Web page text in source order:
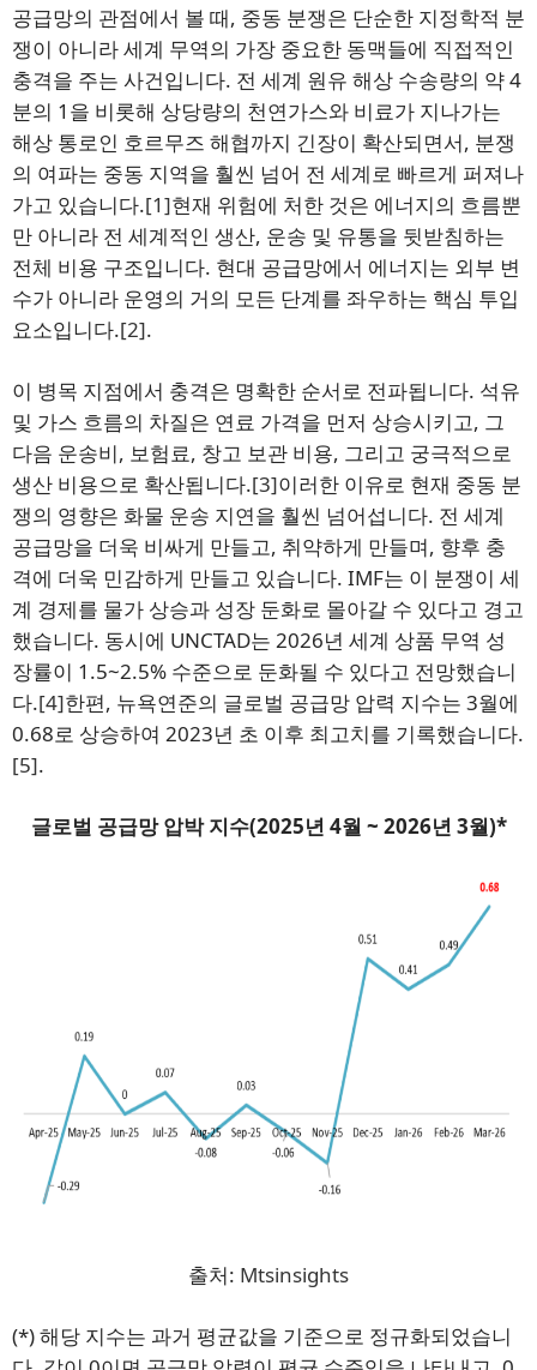
공급망의 관점에서 볼 때, 중동 분쟁은 단순한 지정학적 분
쟁이 아니라 세계 무역의 가장 중요한 동맥들에 직접적인
충격을 주는 사건입니다. 전 세계 원유 해상 수송량의 약 4
분의 1을 비롯해 상당량의 천연가스와 비료가 지나가는
해상 통로인 호르무즈 해협까지 긴장이 확산되면서, 분쟁
의 여파는 중동 지역을 훨씬 넘어 전 세계로 빠르게 퍼져나
가고 있습니다.[1]현재 위험에 처한 것은 에너지의 흐름뿐
만 아니라 전 세계적인 생산, 운송 및 유통을 뒷받침하는
전체 비용 구조입니다. 현대 공급망에서 에너지는 외부 변
수가 아니라 운영의 거의 모든 단계를 좌우하는 핵심 투입
요소입니다.[2].
이 병목 지점에서 충격은 명확한 순서로 전파됩니다. 석유
및 가스 흐름의 차질은 연료 가격을 먼저 상승시키고, 그
다음 운송비, 보험료, 창고 보관 비용, 그리고 궁극적으로
생산 비용으로 확산됩니다.[3]이러한 이유로 현재 중동 분
쟁의 영향은 화물 운송 지연을 훨씬 넘어섭니다. 전 세계
공급망을 더욱 비싸게 만들고, 취약하게 만들며, 향후 충
격에 더욱 민감하게 만들고 있습니다. IMF는 이 분쟁이 세
계 경제를 물가 상승과 성장 둔화로 몰아갈 수 있다고 경고
했습니다. 동시에 UNCTAD는 2026년 세계 상품 무역 성
장률이 1.5~2.5% 수준으로 둔화될 수 있다고 전망했습니
다.[4]한편, 뉴욕연준의 글로벌 공급망 압력 지수는 3월에
0.68로 상승하여 2023년 초 이후 최고치를 기록했습니다.
[5].
글로벌 공급망 압박 지수(2025년 4월 ~ 2026년 3월)*
출처: Mtsinsights
(*) 해당 지수는 과거 평균값을 기준으로 정규화되었습니